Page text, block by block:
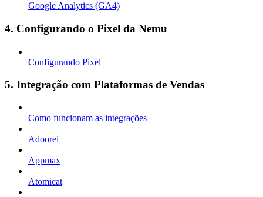
Google Analytics (GA4)
4. Configurando o Pixel da Nemu
Configurando Pixel
5. Integração com Plataformas de Vendas
Como funcionam as integrações
Adoorei
Appmax
Atomicat